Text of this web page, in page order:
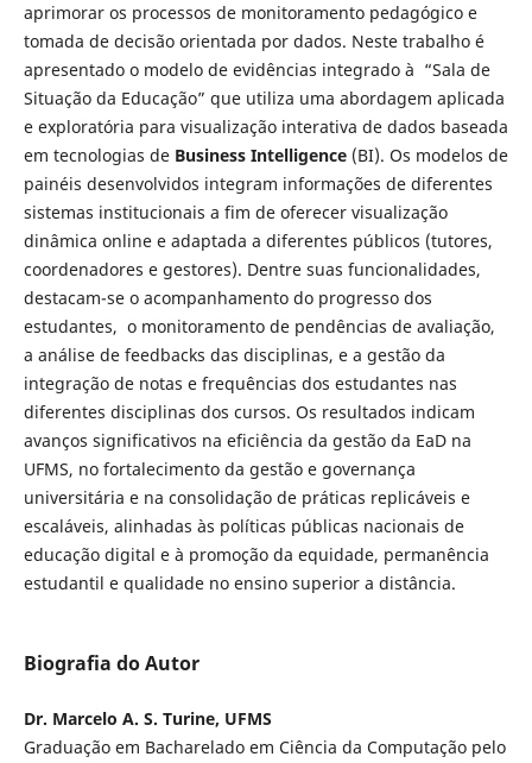
aprimorar os processos de monitoramento pedagógico e
tomada de decisão orientada por dados. Neste trabalho é
apresentado o modelo de evidências integrado à “Sala de
Situação da Educação” que utiliza uma abordagem aplicada
e exploratória para visualização interativa de dados baseada
em tecnologias de Business Intelligence(BI). Os modelos de
painéis desenvolvidos integram informações de diferentes
sistemas institucionais a fim de oferecer visualização
dinâmica online e adaptada a diferentes públicos (tutores,
coordenadores e gestores). Dentre suas funcionalidades,
destacam-se o acompanhamento do progresso dos
estudantes, o monitoramento de pendências de avaliação,
a análise de feedbacks das disciplinas, e a gestão da
integração de notas e frequências dos estudantes nas
diferentes disciplinas dos cursos. Os resultados indicam
avanços significativos na eficiência da gestão da EaD na
UFMS, no fortalecimento da gestão e governança
universitária e na consolidação de práticas replicáveis e
escaláveis, alinhadas às políticas públicas nacionais de
educação digital e à promoção da equidade, permanência
estudantil e qualidade no ensino superior a distância.
Biografia do Autor
Dr. Marcelo A. S. Turine, UFMS
Graduação em Bacharelado em Ciência da Computação pelo